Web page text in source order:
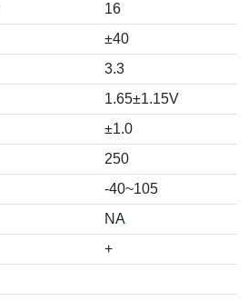
16
±40
3.3
1.65±1.15V
±1.0
250
-40~105
NA
+